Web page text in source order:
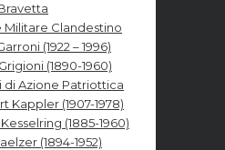
Militare Clandestino
(1922 – 1996)
(1890-1960)
di Azione Patriottica
Kappler (1907-1978)
(1885-1960)
(1894-1952)